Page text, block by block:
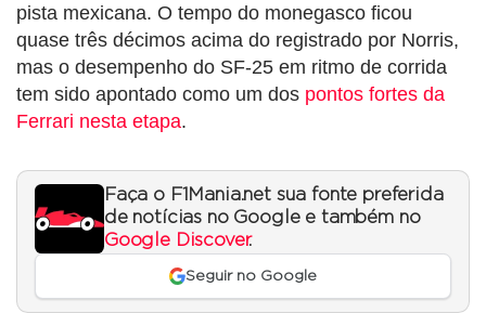
pista mexicana. O tempo do monegasco ficou
quase três décimos acima do registrado por Norris,
mas o desempenho do SF-25 em ritmo de corrida
tem sido apontado como um dos pontos fortes da
Ferrari nesta etapa.
Faça o F1Mania.net sua fonte preferida
de notícias no Google e também no
Google Discover.
Seguir no Google